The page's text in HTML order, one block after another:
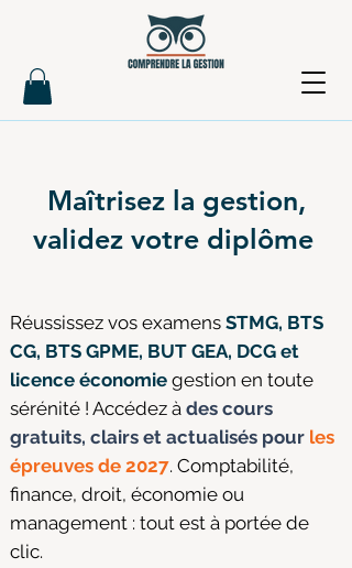
Maîtrisez la gestion,
validez votre diplôme
Réussissez vos examens STMG, BTS
CG, BTS GPME, BUT GEA, DCG et
licence économie gestion en toute
sérénité ! Accédez à des cours
gratuits, clairs et actualisés pour les
épreuves de 2027. Comptabilité,
finance, droit, économie ou
management : tout est à portée de
clic.